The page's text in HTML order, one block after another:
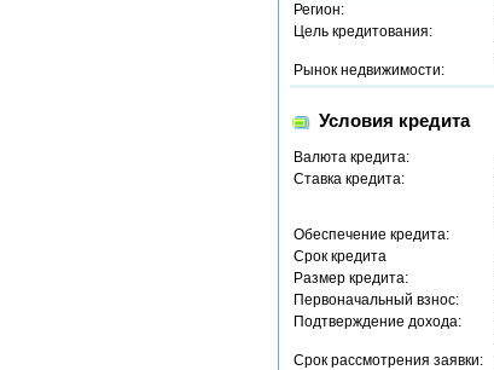
Регион:
Цель кредитования:
Рынок недвижимости:
Условия кредита
Валюта кредита:
Ставка кредита:
Обеспечение кредита:
Срок кредита
Размер кредита:
Первоначальный взнос:
Подтверждение дохода:
Срок рассмотрения заявки: